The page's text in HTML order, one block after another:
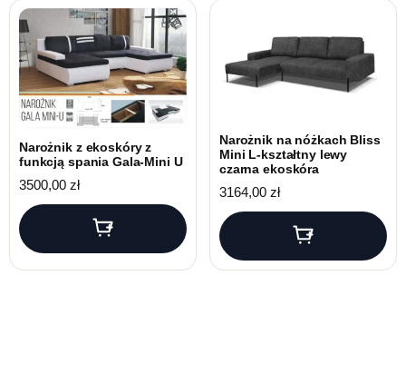
Narożnik z ekoskóry z
funkcją spania Gala-Mini U
3500,00 zł
Narożnik na nóżkach Bliss
Mini L-kształtny lewy
czarna ekoskóra
3164,00 zł